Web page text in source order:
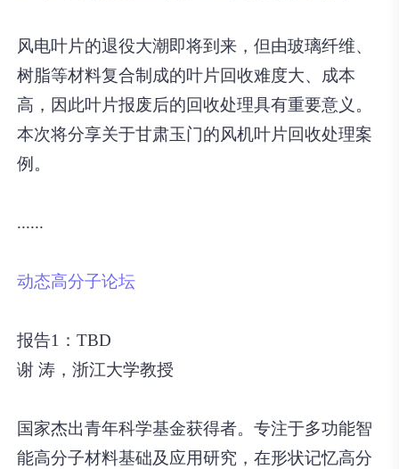
风电叶片的退役大潮即将到来，但由玻璃纤维、
树脂等材料复合制成的叶片回收难度大、成本
高，因此叶片报废后的回收处理具有重要意义。
本次将分享关于甘肃玉门的风机叶片回收处理案
例。
......
动态高分子论坛
报告1：TBD
谢 涛，浙江大学教授
国家杰出青年科学基金获得者。专注于多功能智
能高分子材料基础及应用研究，在形状记忆高分